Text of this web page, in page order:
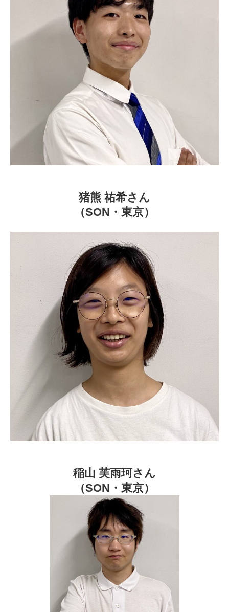
猪熊 祐希さん
（SON・東京）
稲山 芙雨珂さん
（SON・東京）